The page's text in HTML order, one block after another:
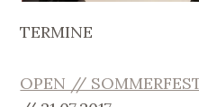
TERMINE
OPEN //